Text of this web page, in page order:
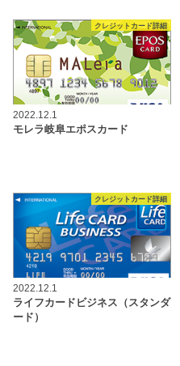
クレジットカード詳細
2022.12.1
モレラ岐阜エポスカード
クレジットカード詳細
2022.12.1
ライフカードビジネス（スタンダ
ード）